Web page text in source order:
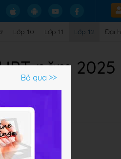
Lớp 10 Lớp 11 Lớp 12 Đại
năm 2025
Bỏ qua >>